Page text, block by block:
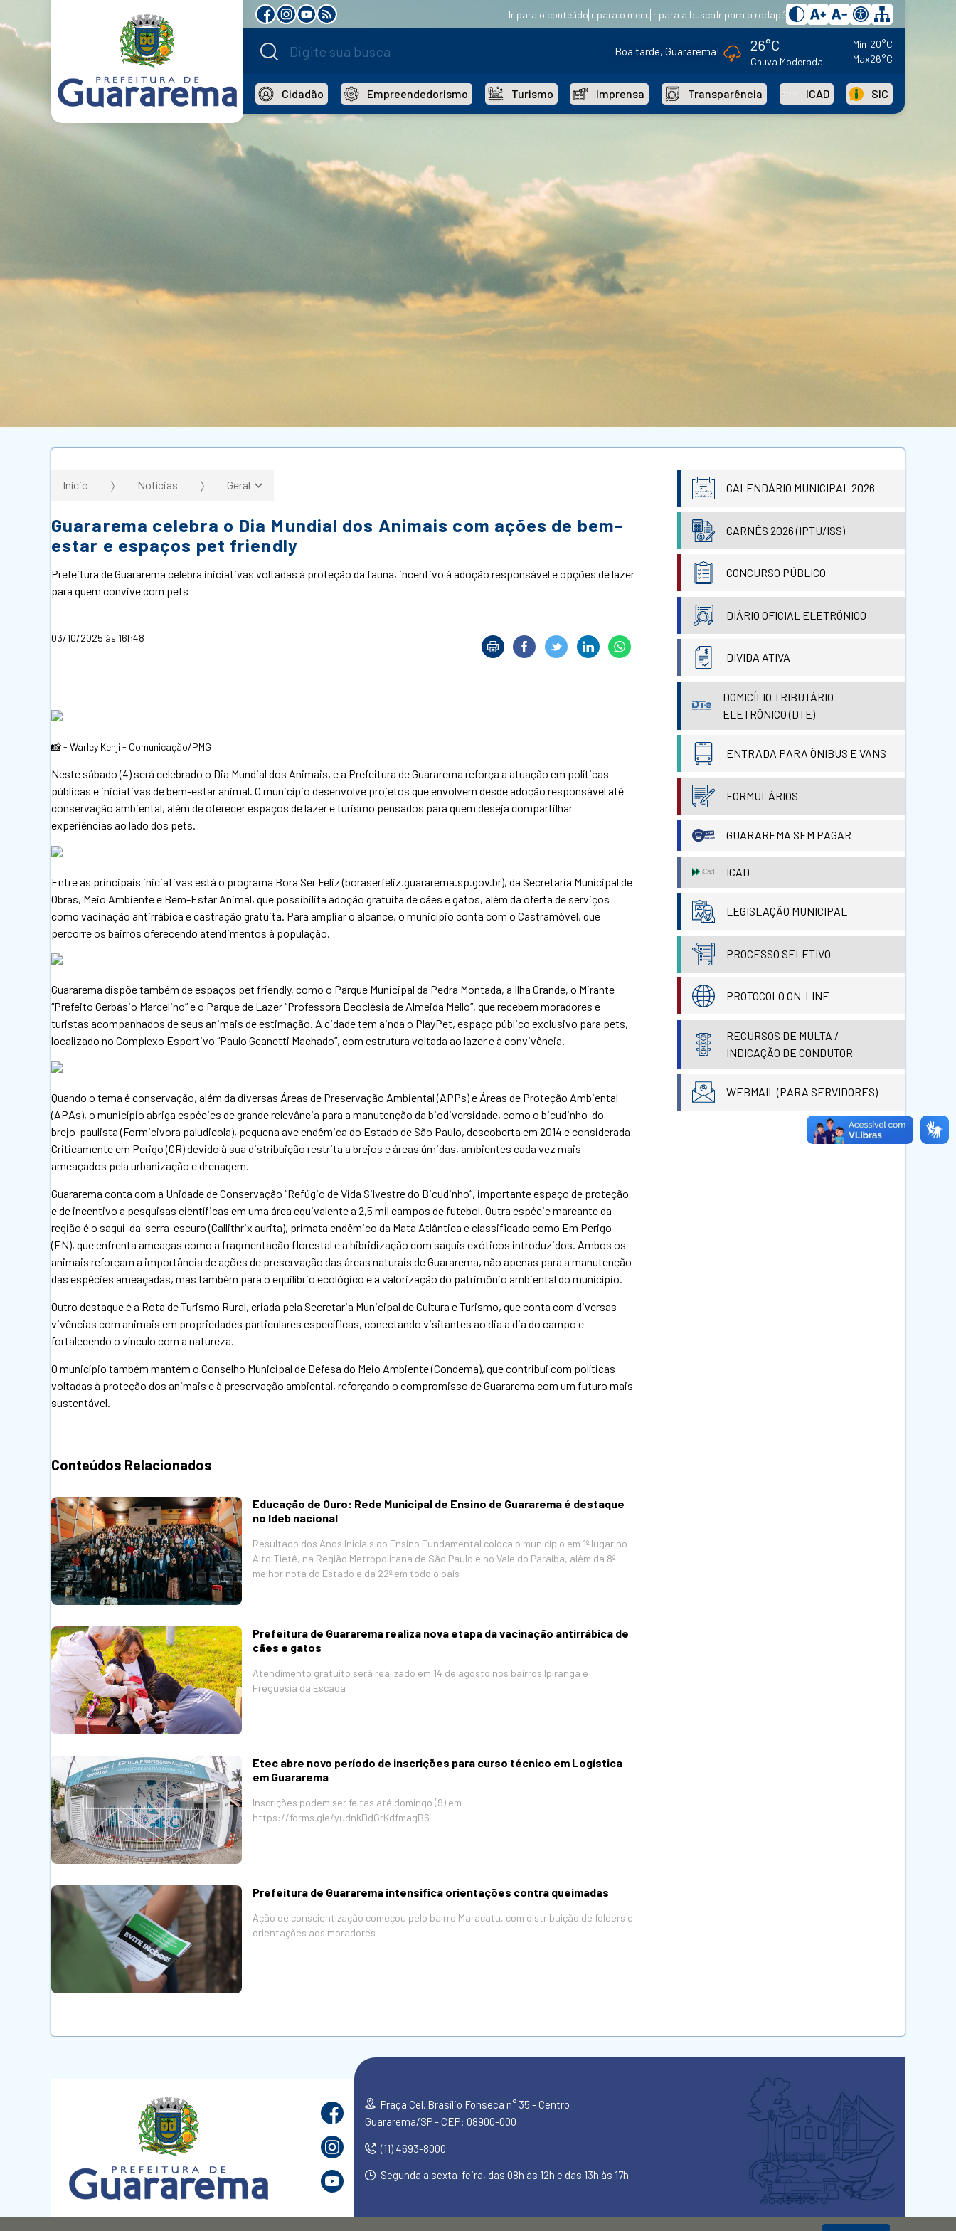
Ir para o conteúdoIr para o menuIr para a buscaIr para o rodapé
Boa tarde, Guararema! 26°C
Chuva Moderada
Min 20°C
Max26°C
Cidadão Empreendedorismo Turismo Imprensa Transparência ICAD SIC
Início Notícias Geral
Guararema celebra o Dia Mundial dos Animais com ações de bem-
estar e espaços pet friendly
Prefeitura de Guararema celebra iniciativas voltadas à proteção da fauna, incentivo à adoção responsável e opções de lazer
para quem convive com pets
03/10/2025 às 16h48
📸 - Warley Kenji - Comunicação/PMG
Neste sábado (4) será celebrado o Dia Mundial dos Animais, e a Prefeitura de Guararema reforça a atuação em políticas
públicas e iniciativas de bem-estar animal. O município desenvolve projetos que envolvem desde adoção responsável até
conservação ambiental, além de oferecer espaços de lazer e turismo pensados para quem deseja compartilhar
experiências ao lado dos pets.
Entre as principais iniciativas está o programa Bora Ser Feliz (boraserfeliz.guararema.sp.gov.br), da Secretaria Municipal de
Obras, Meio Ambiente e Bem-Estar Animal, que possibilita adoção gratuita de cães e gatos, além da oferta de serviços
como vacinação antirrábica e castração gratuita. Para ampliar o alcance, o município conta com o Castramóvel, que
percorre os bairros oferecendo atendimentos à população.
Guararema dispõe também de espaços pet friendly, como o Parque Municipal da Pedra Montada, a Ilha Grande, o Mirante
“Prefeito Gerbásio Marcelino” e o Parque de Lazer “Professora Deoclésia de Almeida Mello”, que recebem moradores e
turistas acompanhados de seus animais de estimação. A cidade tem ainda o PlayPet, espaço público exclusivo para pets,
localizado no Complexo Esportivo “Paulo Geanetti Machado”, com estrutura voltada ao lazer e à convivência.
Quando o tema é conservação, além da diversas Áreas de Preservação Ambiental (APPs) e Áreas de Proteção Ambiental
(APAs), o município abriga espécies de grande relevância para a manutenção da biodiversidade, como o bicudinho-do-
brejo-paulista (Formicivora paludicola), pequena ave endêmica do Estado de São Paulo, descoberta em 2014 e considerada
Criticamente em Perigo (CR) devido à sua distribuição restrita a brejos e áreas úmidas, ambientes cada vez mais
ameaçados pela urbanização e drenagem.
Guararema conta com a Unidade de Conservação “Refúgio de Vida Silvestre do Bicudinho”, importante espaço de proteção
e de incentivo a pesquisas científicas em uma área equivalente a 2,5 mil campos de futebol. Outra espécie marcante da
região é o sagui-da-serra-escuro (Callithrix aurita), primata endêmico da Mata Atlântica e classificado como Em Perigo
(EN), que enfrenta ameaças como a fragmentação florestal e a hibridização com saguis exóticos introduzidos. Ambos os
animais reforçam a importância de ações de preservação das áreas naturais de Guararema, não apenas para a manutenção
das espécies ameaçadas, mas também para o equilíbrio ecológico e a valorização do patrimônio ambiental do município.
Outro destaque é a Rota de Turismo Rural, criada pela Secretaria Municipal de Cultura e Turismo, que conta com diversas
vivências com animais em propriedades particulares específicas, conectando visitantes ao dia a dia do campo e
fortalecendo o vínculo com a natureza.
O município também mantém o Conselho Municipal de Defesa do Meio Ambiente (Condema), que contribui com políticas
voltadas à proteção dos animais e à preservação ambiental, reforçando o compromisso de Guararema com um futuro mais
sustentável.
Conteúdos Relacionados
Educação de Ouro: Rede Municipal de Ensino de Guararema é destaque
no Ideb nacional
Resultado dos Anos Iniciais do Ensino Fundamental coloca o município em 1º lugar no
Alto Tietê, na Região Metropolitana de São Paulo e no Vale do Paraíba, além da 8ª
melhor nota do Estado e da 22º em todo o país
Prefeitura de Guararema realiza nova etapa da vacinação antirrábica de
cães e gatos
Atendimento gratuito será realizado em 14 de agosto nos bairros Ipiranga e
Freguesia da Escada
Etec abre novo período de inscrições para curso técnico em Logística
em Guararema
Inscrições podem ser feitas até domingo (9) em
https://forms.gle/yudnkDdGrKdfmagB6
Prefeitura de Guararema intensifica orientações contra queimadas
Ação de conscientização começou pelo bairro Maracatu, com distribuição de folders e
orientações aos moradores
CALENDÁRIO MUNICIPAL 2026
CARNÊS 2026 (IPTU/ISS)
CONCURSO PÚBLICO
DIÁRIO OFICIAL ELETRÔNICO
DÍVIDA ATIVA
DOMICÍLIO TRIBUTÁRIO
ELETRÔNICO (DTE)
ENTRADA PARA ÔNIBUS E VANS
FORMULÁRIOS
GUARAREMA SEM PAGAR
ICAD
LEGISLAÇÃO MUNICIPAL
PROCESSO SELETIVO
PROTOCOLO ON-LINE
RECURSOS DE MULTA /
INDICAÇÃO DE CONDUTOR
WEBMAIL (PARA SERVIDORES)
Praça Cel. Brasílio Fonseca n° 35 - Centro
Guararema/SP - CEP: 08900-000
(11) 4693-8000
Segunda a sexta-feira, das 08h às 12h e das 13h às 17h